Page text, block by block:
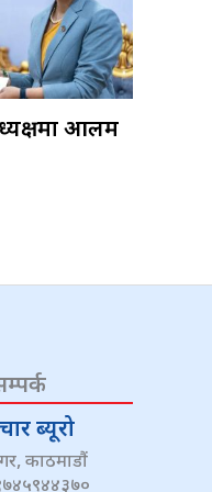
आलम
ब्यूरो
काठमाडौं